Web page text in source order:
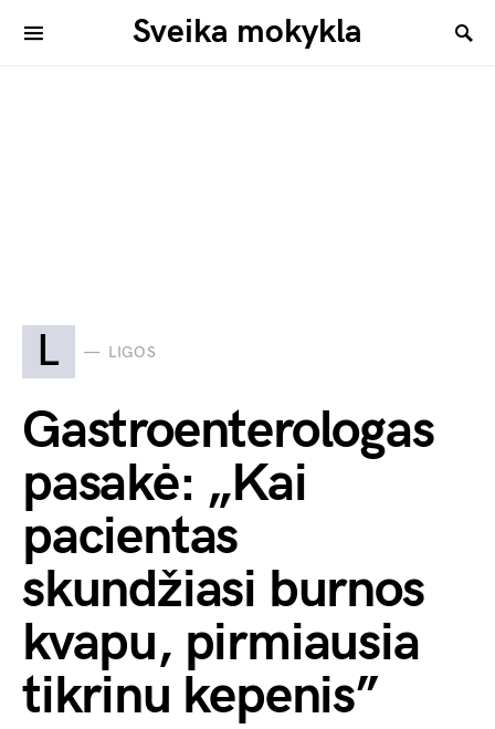
Sveika mokykla
L LIGOS
Gastroenterologas
pasakė: „Kai
pacientas
skundžiasi burnos
kvapu, pirmiausia
tikrinu kepenis”